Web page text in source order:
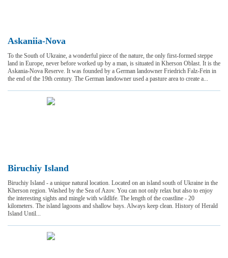
Askaniia-Nova
To the South of Ukraine, a wonderful piece of the nature, the only first-formed steppe
land in Europe, never before worked up by a man, is situated in Kherson Oblast. It is the
Askania-Nova Reserve. It was founded by a German landowner Friedrich Falz-Fein in
the end of the 19th century. The German landowner used a pasture area to create a...
Biruchiy Island
Biruchiy Island - a unique natural location. Located on an island south of Ukraine in the
Kherson region. Washed by the Sea of ​​Azov. You can not only relax but also to enjoy
the interesting sights and mingle with wildlife. The length of the coastline - 20
kilometers. The island lagoons and shallow bays. Always keep clean. History of Herald
Island Until...